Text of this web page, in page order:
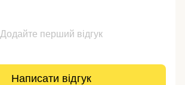
Додайте перший відгук
Написати відгук